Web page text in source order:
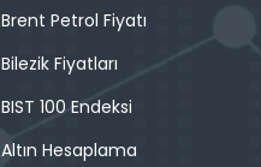
Brent Petrol Fiyatı
Bilezik Fiyatları
BIST 100 Endeksi
Altın Hesaplama